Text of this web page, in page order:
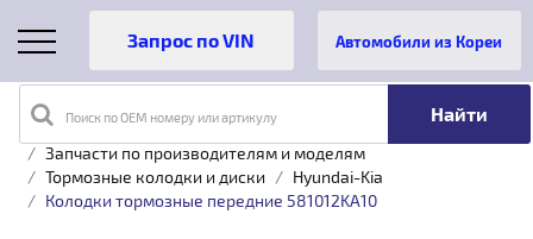
Поиск по OEM номеру или артикулу
Автомобили из Кореи
Главная
Каталог товаров
Запчасти по производителям и моделям
Тормозные колодки и диски
Hyundai-Kia
Колодки тормозные передние 581012KA10